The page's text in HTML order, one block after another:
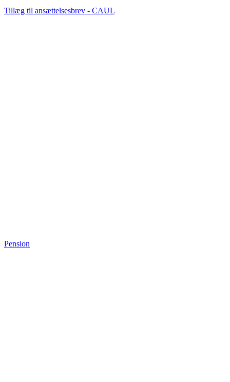
Tillæg til ansættelsesbrev - CAUL
Pension